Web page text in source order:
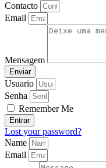
Contacto
Email
Mensagem
Enviar
Usuario
Senha
Remember Me
Entrar
Lost your password?
Name
Email